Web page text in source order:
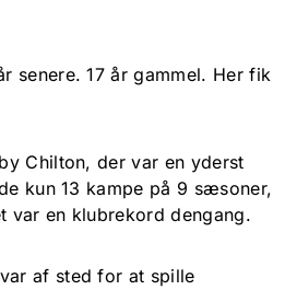
senere. 17 år gammel. Her fik
Chilton, der var en yderst
kun 13 kampe på 9 sæsoner,
var en klubrekord dengang.
af sted for at spille